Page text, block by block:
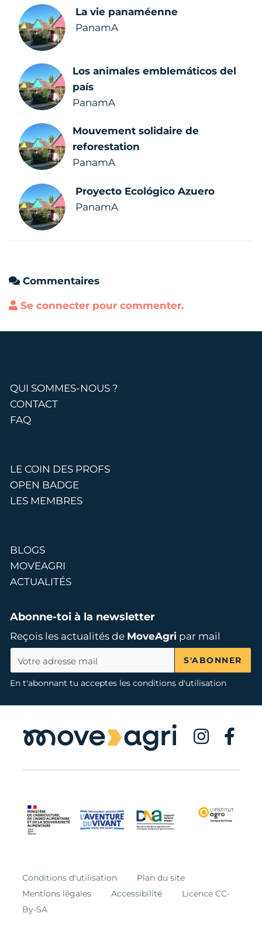
La vie panaméenne
PanamA
Los animales emblemáticos del
país
PanamA
Mouvement solidaire de
reforestation
PanamA
Proyecto Ecológico Azuero
PanamA
Commentaires
Se connecter pour commenter.
QUI SOMMES-NOUS ?
CONTACT
FAQ
LE COIN DES PROFS
OPEN BADGE
LES MEMBRES
BLOGS
MOVEAGRI
ACTUALITÉS
Abonne-toi à la newsletter
Reçois les actualités de MoveAgripar mail
S'ABONNER
En t'abonnant tu acceptes les conditions d'utilisation
Conditions d'utilisation
Plan du site
Mentions légales
Accessibilité
Licence CC-
By-SA